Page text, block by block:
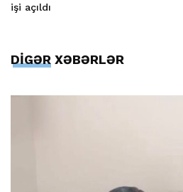
işi açıldı
DİGƏR XƏBƏRLƏR